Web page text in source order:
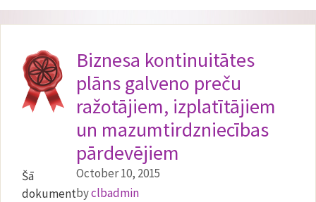
Biznesa kontinuitātes
plāns galveno preču
ražotājiem, izplatītājiem
un mazumtirdzniecības
pārdevējiem
October 10, 2015
byclbadmin
Šā
dokument